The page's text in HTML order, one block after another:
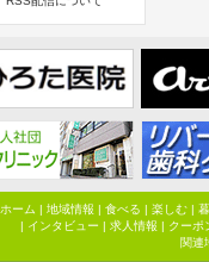
ホーム | 地域情報 | 食べる | 楽しむ|
| インタビュー | 求人情報 | クーポ
関連